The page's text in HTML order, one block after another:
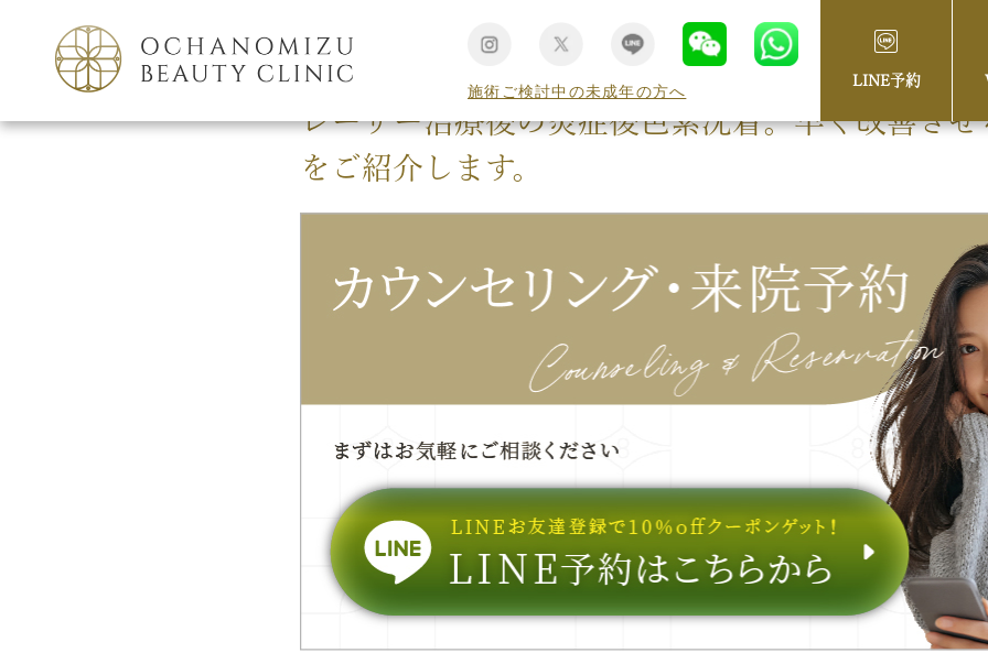
施術ご検討中の未成年の方へ
LINE予約
TOP シミ外来
レーザー治療後の炎症後色素沈着。早く改善さ
をご紹介します。